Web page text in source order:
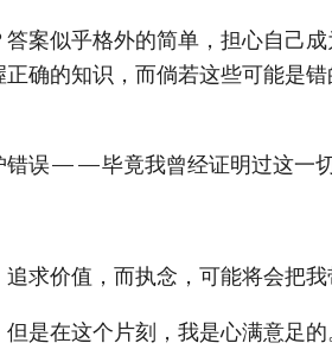
案似乎格外的简单，担心自己
确的知识，而倘若这些可能是
错误——毕竟我曾经证明过这一切
求价值，而执念，可能将会把我
是在这个片刻，我是心满意足的